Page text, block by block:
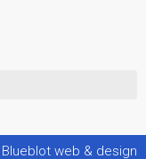
Blueblot web & design